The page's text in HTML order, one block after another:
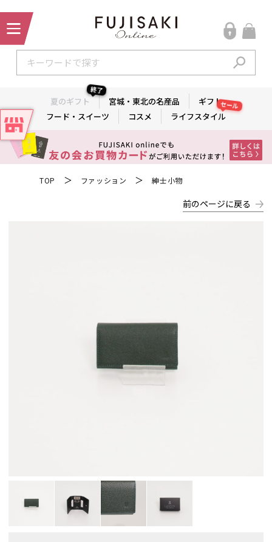
夏のギフト
終了
宮城・東北の名産品
ギフト
フード・スイーツ
コスメ ライフスタイル
セール
TOP ＞ ファッション ＞ 紳士小物
前のページに戻る